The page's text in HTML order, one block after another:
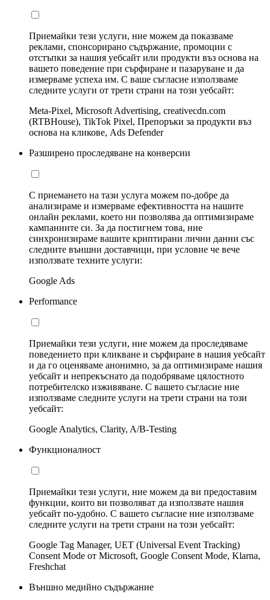
Приемайки тези услуги, ние можем да показваме
реклами, спонсорирано съдържание, промоции с
отстъпки за нашия уебсайт или продукти въз основа на
вашето поведение при сърфиране и пазаруване и да
измерваме успеха им. С ваше съгласие използваме
следните услуги от трети страни на този уебсайт:
Meta-Pixel, Microsoft Advertising, creativecdn.com
(RTBHouse), TikTok Pixel, Препоръки за продукти въз
основа на кликове, Ads Defender
Разширено проследяване на конверсии
С приемането на тази услуга можем по-добре да
анализираме и измерваме ефективността на нашите
онлайн реклами, което ни позволява да оптимизираме
кампаниите си. За да постигнем това, ние
синхронизираме вашите криптирани лични данни със
следните външни доставчици, при условие че вече
използвате техните услуги:
Google Ads
Performance
Приемайки тези услуги, ние можем да проследяваме
поведението при кликване и сърфиране в нашия уебсайт
и да го оценяваме анонимно, за да оптимизираме нашия
уебсайт и непрекъснато да подобряваме цялостното
потребителско изживяване. С вашето съгласие ние
използваме следните услуги на трети страни на този
уебсайт:
Google Analytics, Clarity, A/B-Testing
Функционалност
Приемайки тези услуги, ние можем да ви предоставим
функции, които ви позволяват да използвате нашия
уебсайт по-удобно. С вашето съгласие ние използваме
следните услуги на трети страни на този уебсайт:
Google Tag Manager, UET (Universal Event Tracking)
Consent Mode от Microsoft, Google Consent Mode, Klarna,
Freshchat
Външно медийно съдържание